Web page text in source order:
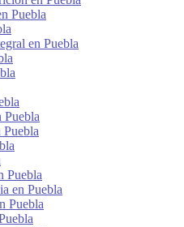
Puebla
en Puebla
Puebla
en Puebla
Puebla